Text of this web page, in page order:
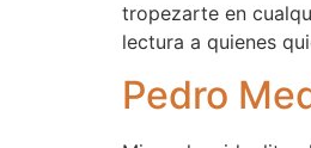
tropezarte en
lectura a quienes
Pedro